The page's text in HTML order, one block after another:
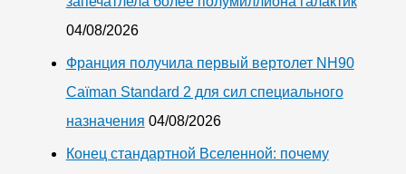
04/08/2026
Франция получила первый вертолет NH90
Caïman Standard 2 для сил специального
назначения 04/08/2026
Конец стандартной Вселенной: почему